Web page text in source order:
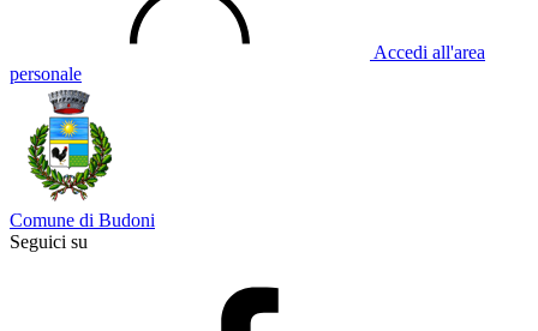
Accedi all'area
personale
Comune di Budoni
Seguici su